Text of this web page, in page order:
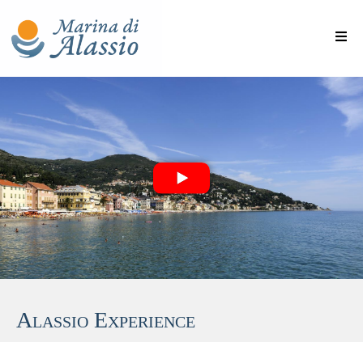
Alassio Experience